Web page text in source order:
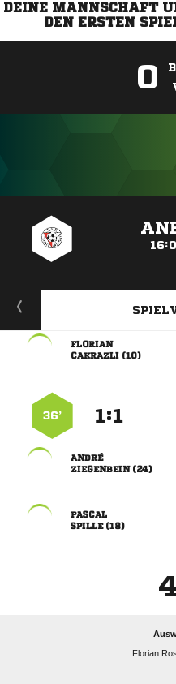
DEINE MANNSCHAFT
DEN ERSTEN
0

 
:
36’

 

 
